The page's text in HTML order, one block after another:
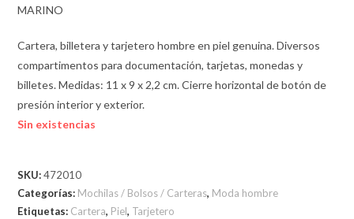
MARINO
Cartera, billetera y tarjetero hombre en piel genuina. Diversos
compartimentos para documentación, tarjetas, monedas y
billetes. Medidas: 11 x 9 x 2,2 cm. Cierre horizontal de botón de
presión interior y exterior.
Sin existencias
SKU:472010
Categorías: Mochilas / Bolsos / Carteras, Moda hombre
Etiquetas: Cartera, Piel, Tarjetero